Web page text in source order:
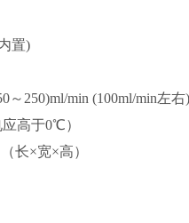
置)
250)ml/min (100ml/min左右)
高于0℃）
长×宽×高）